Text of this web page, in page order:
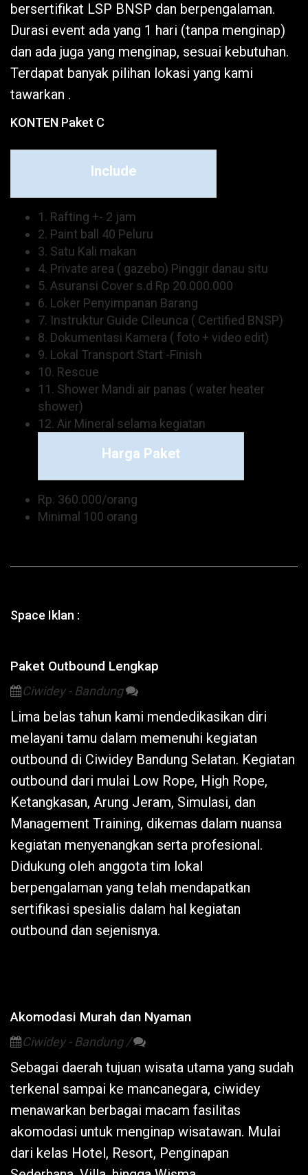
bersertifikat LSP BNSP dan berpengalaman.
Durasi event ada yang 1 hari (tanpa menginap)
dan ada juga yang menginap, sesuai kebutuhan.
Terdapat banyak pilihan lokasi yang kami
tawarkan .
KONTEN Paket C
Include
1. Rafting +- 2 jam
2. Paint ball 40 Peluru
3. Satu Kali makan
4. Private area ( gazebo) Pinggir danau situ
5. Asuransi Cover s.d Rp 20.000.000
6. Loker Penyimpanan Barang
7. Instruktur Guide Cileunca ( Certified BNSP)
8. Dokumentasi Kamera ( foto + video edit)
9. Lokal Transport Start -Finish
10. Rescue
11. Shower Mandi air panas ( water heater
shower)
12. Air Mineral selama kegiatan
Harga Paket
Rp. 360.000/orang
Minimal 100 orang
Space Iklan :
Paket Outbound Lengkap
Ciwidey - Bandung
Lima belas tahun kami mendedikasikan diri
melayani tamu dalam memenuhi kegiatan
outbound di Ciwidey Bandung Selatan. Kegiatan
outbound dari mulai Low Rope, High Rope,
Ketangkasan, Arung Jeram, Simulasi, dan
Management Training, dikemas dalam nuansa
kegiatan menyenangkan serta profesional.
Didukung oleh anggota tim lokal
berpengalaman yang telah mendapatkan
sertifikasi spesialis dalam hal kegiatan
outbound dan sejenisnya.
Akomodasi Murah dan Nyaman
Ciwidey - Bandung /
Sebagai daerah tujuan wisata utama yang sudah
terkenal sampai ke mancanegara, ciwidey
menawarkan berbagai macam fasilitas
akomodasi untuk menginap wisatawan. Mulai
dari kelas Hotel, Resort, Penginapan